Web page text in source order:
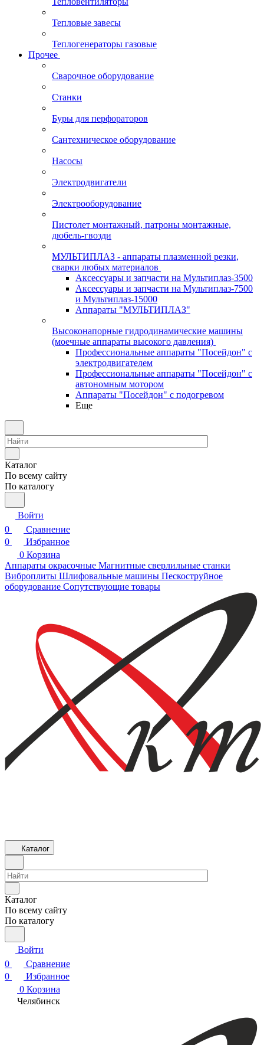
Тепловые завесы
Теплогенераторы газовые
Прочее
Сварочное оборудование
Станки
Буры для перфораторов
Сантехническое оборудование
Насосы
Электродвигатели
Электрооборудование
Пистолет монтажный, патроны монтажные,
дюбель-гвозди
МУЛЬТИПЛАЗ - аппараты плазменной резки,
сварки любых материалов
Аксессуары и запчасти на Мультиплаз-3500
Аксессуары и запчасти на Мультиплаз-7500
и Мультиплаз-15000
Аппараты "МУЛЬТИПЛАЗ"
Высоконапорные гидродинамические машины
(моечные аппараты высокого давления)
Профессиональные аппараты "Посейдон" с
электродвигателем
Профессиональные аппараты "Посейдон" с
автономным мотором
Аппараты "Посейдон" с подогревом
Еще
Каталог
По всему сайту
По каталогу
Войти
0
Сравнение
0
Избранное
0 Корзина
Аппараты окрасочные Магнитные сверлильные станки
Виброплиты Шлифовальные машины Пескоструйное
оборудование Сопутствующие товары
Каталог
Каталог
По всему сайту
По каталогу
Войти
0
Сравнение
0
Избранное
0 Корзина
Челябинск